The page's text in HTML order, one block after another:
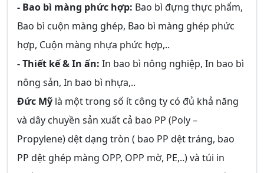
- Bao bì màng phức hợp: Bao bì đựng thực phẩm,
Bao bì cuộn màng ghép, Bao bì màng ghép phức
hợp, Cuộn màng nhựa phức hợp,..
- Thiết kế & In ấn: In bao bì nông nghiệp, In bao bì
nông sản, In bao bì nhựa,..
Đức Mỹ là một trong số ít công ty có đủ khả năng
và dây chuyền sản xuất cả bao PP (Poly –
Propylene) dệt dạng tròn ( bao PP dệt tráng, bao
PP dệt ghép màng OPP, OPP mờ, PE,..) và túi in